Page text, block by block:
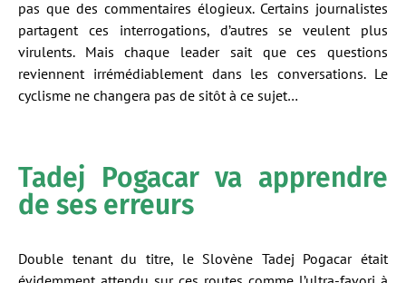
pas que des commentaires élogieux. Certains journalistes
partagent ces interrogations, d’autres se veulent plus
virulents. Mais chaque leader sait que ces questions
reviennent irrémédiablement dans les conversations. Le
cyclisme ne changera pas de sitôt à ce sujet…
Tadej Pogacar va apprendre
de ses erreurs
Double tenant du titre, le Slovène Tadej Pogacar était